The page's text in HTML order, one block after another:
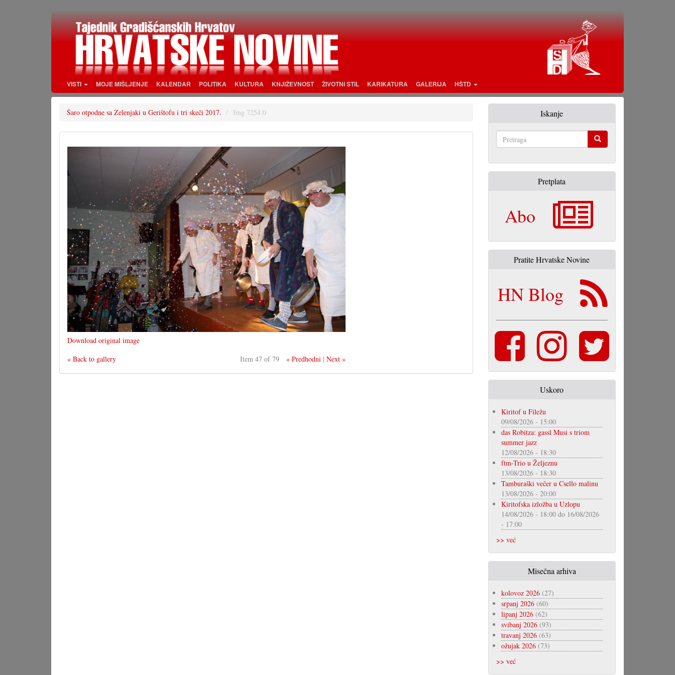
VISTI MOJE MIŠLJENJE KALENDAR POLITIKA KULTURA KNJIŽEVNOST ŽIVOTNI STIL KARIKATURA GALERIJA HŠTD
Šaro otpodne sa Zelenjaki u Gerištofu i tri skeči 2017. Img 7254 0
Download original image
« Back to gallery
Item 47 of 79 « Predhodni |Next »
Iskanje
Pretplata
Abo
Pratite Hrvatske Novine
HN Blog
Uskoro
Kiritof u Filežu
09/08/2026 - 15:00
das Robitza: gassl Musi s triom
summer jazz
12/08/2026 - 18:30
ftm-Trio u Željeznu
13/08/2026 - 18:30
Tamburaški večer u Csello malinu
13/08/2026 - 20:00
Kiritofska izložba u Uzlopu
14/08/2026 - 18:00do 16/08/2026
- 17:00
>> već
Misečna arhiva
kolovoz 2026(27)
srpanj 2026(60)
lipanj 2026(62)
svibanj 2026(93)
travanj 2026(63)
ožujak 2026(73)
>> već